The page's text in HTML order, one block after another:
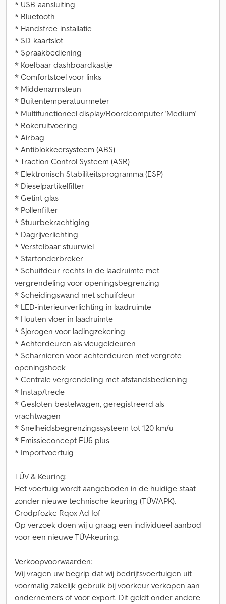
* USB-aansluiting
* Bluetooth
* Handsfree-installatie
* SD-kaartslot
* Spraakbediening
* Koelbaar dashboardkastje
* Comfortstoel voor links
* Middenarmsteun
* Buitentemperatuurmeter
* Multifunctioneel display/Boordcomputer 'Medium'
* Rokeruitvoering
* Airbag
* Antiblokkeersysteem (ABS)
* Traction Control Systeem (ASR)
* Elektronisch Stabiliteitsprogramma (ESP)
* Dieselpartikelfilter
* Getint glas
* Pollenfilter
* Stuurbekrachtiging
* Dagrijverlichting
* Verstelbaar stuurwiel
* Startonderbreker
* Schuifdeur rechts in de laadruimte met
vergrendeling voor openingsbegrenzing
* Scheidingswand met schuifdeur
* LED-interieurverlichting in laadruimte
* Houten vloer in laadruimte
* Sjorogen voor ladingzekering
* Achterdeuren als vleugeldeuren
* Scharnieren voor achterdeuren met vergrote
openingshoek
* Centrale vergrendeling met afstandsbediening
* Instap/trede
* Gesloten bestelwagen, geregistreerd als
vrachtwagen
* Snelheidsbegrenzingssysteem tot 120 km/u
* Emissieconcept EU6 plus
* Importvoertuig
TÜV & Keuring:
Het voertuig wordt aangeboden in de huidige staat
zonder nieuwe technische keuring (TÜV/APK).
Crodpfozkc Rqox Ad Iof
Op verzoek doen wij u graag een individueel aanbod
voor een nieuwe TÜV-keuring.
Verkoopvoorwaarden:
Wij vragen uw begrip dat wij bedrijfsvoertuigen uit
voormalig zakelijk gebruik bij voorkeur verkopen aan
ondernemers of voor export. Dit geldt onder andere